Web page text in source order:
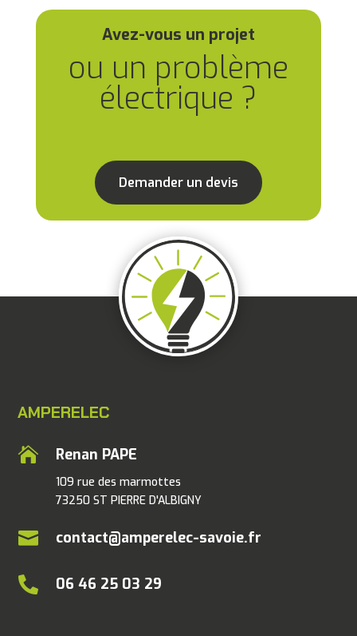
Avez-vous un projet
ou un problème
électrique ?
Demander un devis
AMPERELEC
 Renan PAPE
109 rue des marmottes
73250 ST PIERRE D'ALBIGNY
 contact@amperelec-savoie.fr
 06 46 25 03 29